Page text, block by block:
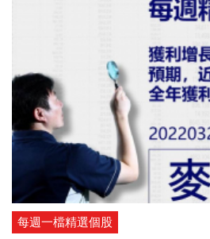
每週一檔精選個股